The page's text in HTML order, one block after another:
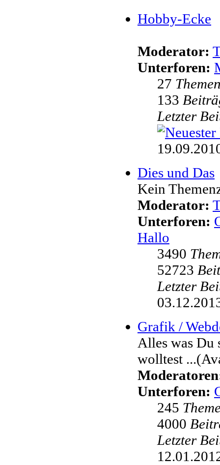
Hobby-Ecke
Moderator:
Unterforen:
27
133
Letzter
Dies und Das
Kein
Moderator:
Unterforen:
Hallo
3490
52723
Letzter
Grafik /
Alles was Du
wolltest
Unterforen:
245
4000
Letzter